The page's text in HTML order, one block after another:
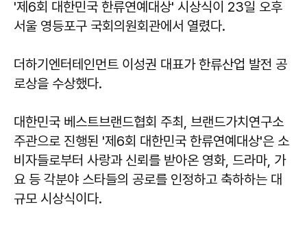
'제6회 대한민국 한류연예대상' 시상식이 23일 오후
서울 영등포구 국회의원회관에서 열렸다.
더하기엔터테인먼트 이성권 대표가 한류산업 발전 공
로상을 수상했다.
대한민국 베스트브랜드협회 주최, 브랜드가치연구소
주관으로 진행된 '제6회 대한민국 한류연예대상'은 소
비자들로부터 사랑과 신뢰를 받아온 영화, 드라마, 가
요 등 각분야 스타들의 공로를 인정하고 축하하는 대
규모 시상식이다.